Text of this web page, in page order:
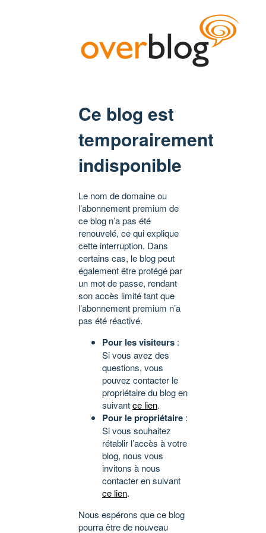
Ce blog est
temporairement
indisponible
Le nom de domaine ou
l’abonnement premium de
ce blog n’a pas été
renouvelé, ce qui explique
cette interruption. Dans
certains cas, le blog peut
également être protégé par
un mot de passe, rendant
son accès limité tant que
l’abonnement premium n’a
pas été réactivé.
Pour les visiteurs :
Si vous avez des
questions, vous
pouvez contacter le
propriétaire du blog en
suivantce lien.
Pour le propriétaire :
Si vous souhaitez
rétablir l’accès à votre
blog, nous vous
invitons à nous
contacter en suivant
ce lien.
Nous espérons que ce blog
pourra être de nouveau